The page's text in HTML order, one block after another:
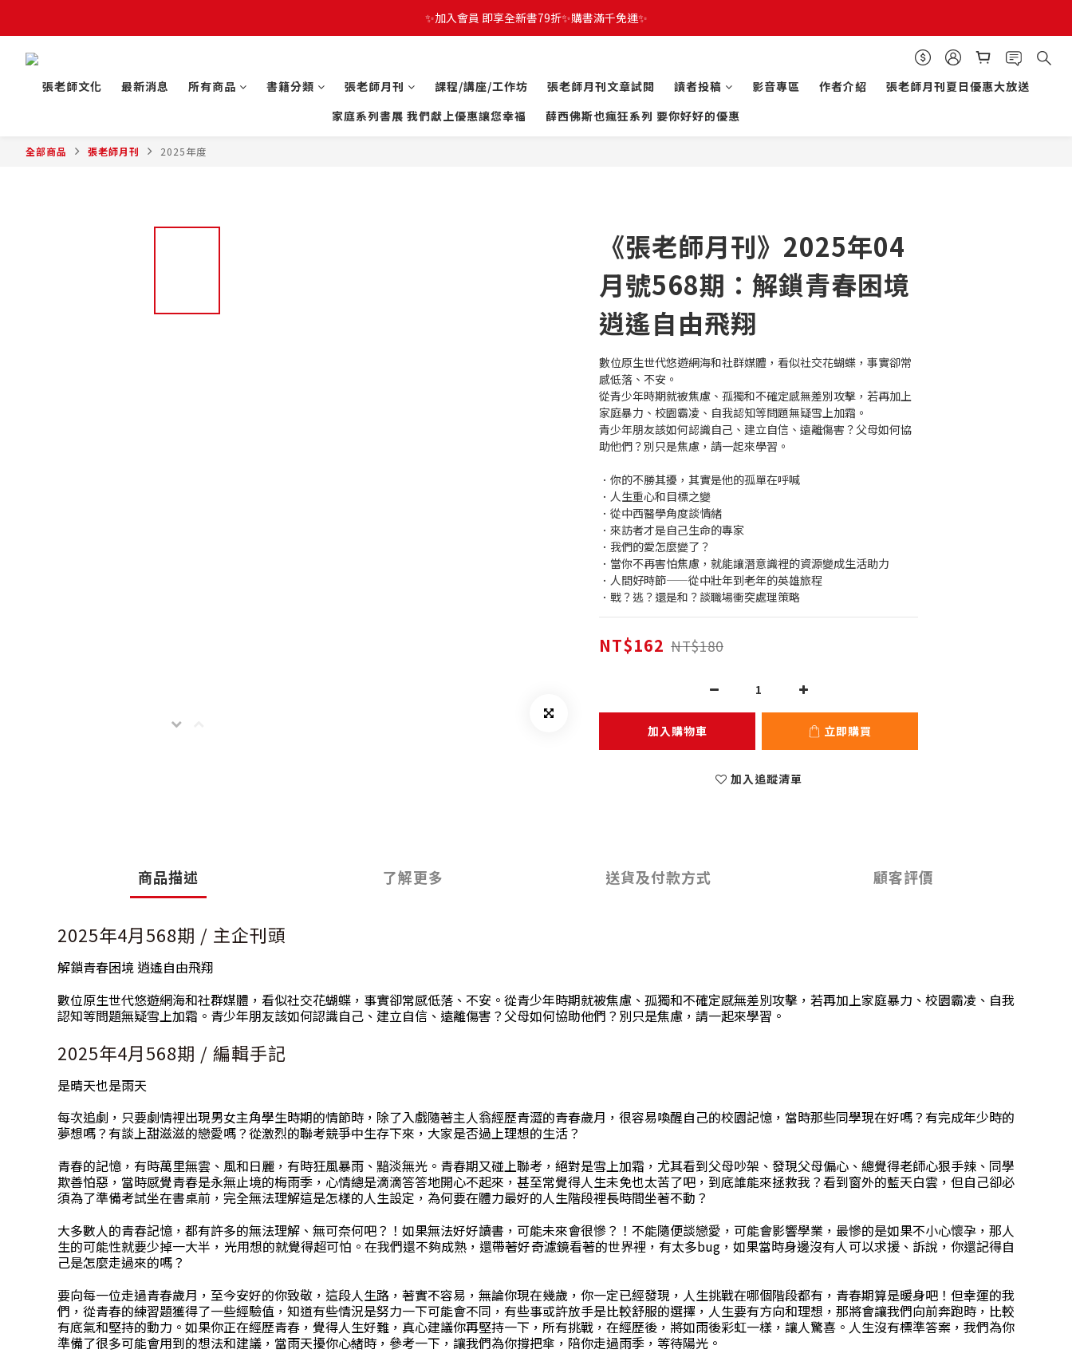
✨加入會員 即享全新書79折✨購書滿千免運✨
張老師文化 最新消息 所有商品 書籍分類 張老師月刊 課程/講座/工作坊 張老師月刊文章試閱 讀者投稿 影音專區 作者介紹
張老師月刊夏日優惠大放送
家庭系列書展 我們獻上優惠讓您幸福
薛西佛斯也瘋狂系列 要你好好的優惠
全部商品 張老師月刊 2025年度
《張老師月刊》2025年04
月號568期：解鎖青春困境
逍遙自由飛翔
數位原生世代悠遊網海和社群媒體，看似社交花蝴蝶，事實卻常
感低落、不安。
從青少年時期就被焦慮、孤獨和不確定感無差別攻擊，若再加上
家庭暴力、校園霸凌、自我認知等問題無疑雪上加霜。
青少年朋友該如何認識自己、建立自信、遠離傷害？父母如何協
助他們？別只是焦慮，請一起來學習。
．你的不勝其擾，其實是他的孤單在呼喊
．人生重心和目標之變
．從中西醫學角度談情緒
．來訪者才是自己生命的專家
．我們的愛怎麼變了？
．當你不再害怕焦慮，就能讓潛意識裡的資源變成生活助力
．人間好時節——從中壯年到老年的英雄旅程
．戰？逃？還是和？談職場衝突處理策略
NT$162 NT$180
加入購物車 立即購買
加入追蹤清單
商品描述 了解更多 送貨及付款方式 顧客評價
2025年4月568期 / 主企刊頭
解鎖青春困境 逍遙自由飛翔
數位原生世代悠遊網海和社群媒體，看似社交花蝴蝶，事實卻常感低落、不安。從青少年時期就被焦慮、孤獨和不確定感無差別攻擊，若再加上家庭暴力、校園霸凌、自我
認知等問題無疑雪上加霜。青少年朋友該如何認識自己、建立自信、遠離傷害？父母如何協助他們？別只是焦慮，請一起來學習。
2025年4月568期 / 編輯手記
是晴天也是雨天
每次追劇，只要劇情裡出現男女主角學生時期的情節時，除了入戲隨著主人翁經歷青澀的青春歲月，很容易喚醒自己的校園記憶，當時那些同學現在好嗎？有完成年少時的
夢想嗎？有談上甜滋滋的戀愛嗎？從激烈的聯考競爭中生存下來，大家是否過上理想的生活？
青春的記憶，有時萬里無雲、風和日麗，有時狂風暴雨、黯淡無光。青春期又碰上聯考，絕對是雪上加霜，尤其看到父母吵架、發現父母偏心、總覺得老師心狠手辣、同學
欺善怕惡，當時感覺青春是永無止境的梅雨季，心情總是滴滴答答地開心不起來，甚至常覺得人生未免也太苦了吧，到底誰能來拯救我？看到窗外的藍天白雲，但自己卻必
須為了準備考試坐在書桌前，完全無法理解這是怎樣的人生設定，為何要在體力最好的人生階段裡長時間坐著不動？
大多數人的青春記憶，都有許多的無法理解、無可奈何吧？！如果無法好好讀書，可能未來會很慘？！不能隨便談戀愛，可能會影響學業，最慘的是如果不小心懷孕，那人
生的可能性就要少掉一大半，光用想的就覺得超可怕。在我們還不夠成熟，還帶著好奇濾鏡看著的世界裡，有太多bug，如果當時身邊沒有人可以求援、訴說，你還記得自
己是怎麼走過來的嗎？
要向每一位走過青春歲月，至今安好的你致敬，這段人生路，著實不容易，無論你現在幾歲，你一定已經發現，人生挑戰在哪個階段都有，青春期算是暖身吧！但幸運的我
們，從青春的練習題獲得了一些經驗值，知道有些情況是努力一下可能會不同，有些事或許放手是比較舒服的選擇，人生要有方向和理想，那將會讓我們向前奔跑時，比較
有底氣和堅持的動力。如果你正在經歷青春，覺得人生好難，真心建議你再堅持一下，所有挑戰，在經歷後，將如雨後彩虹一樣，讓人驚喜。人生沒有標準答案，我們為你
準備了很多可能會用到的想法和建議，當雨天擾你心緒時，參考一下，讓我們為你撐把傘，陪你走過雨季，等待陽光。
立即購買